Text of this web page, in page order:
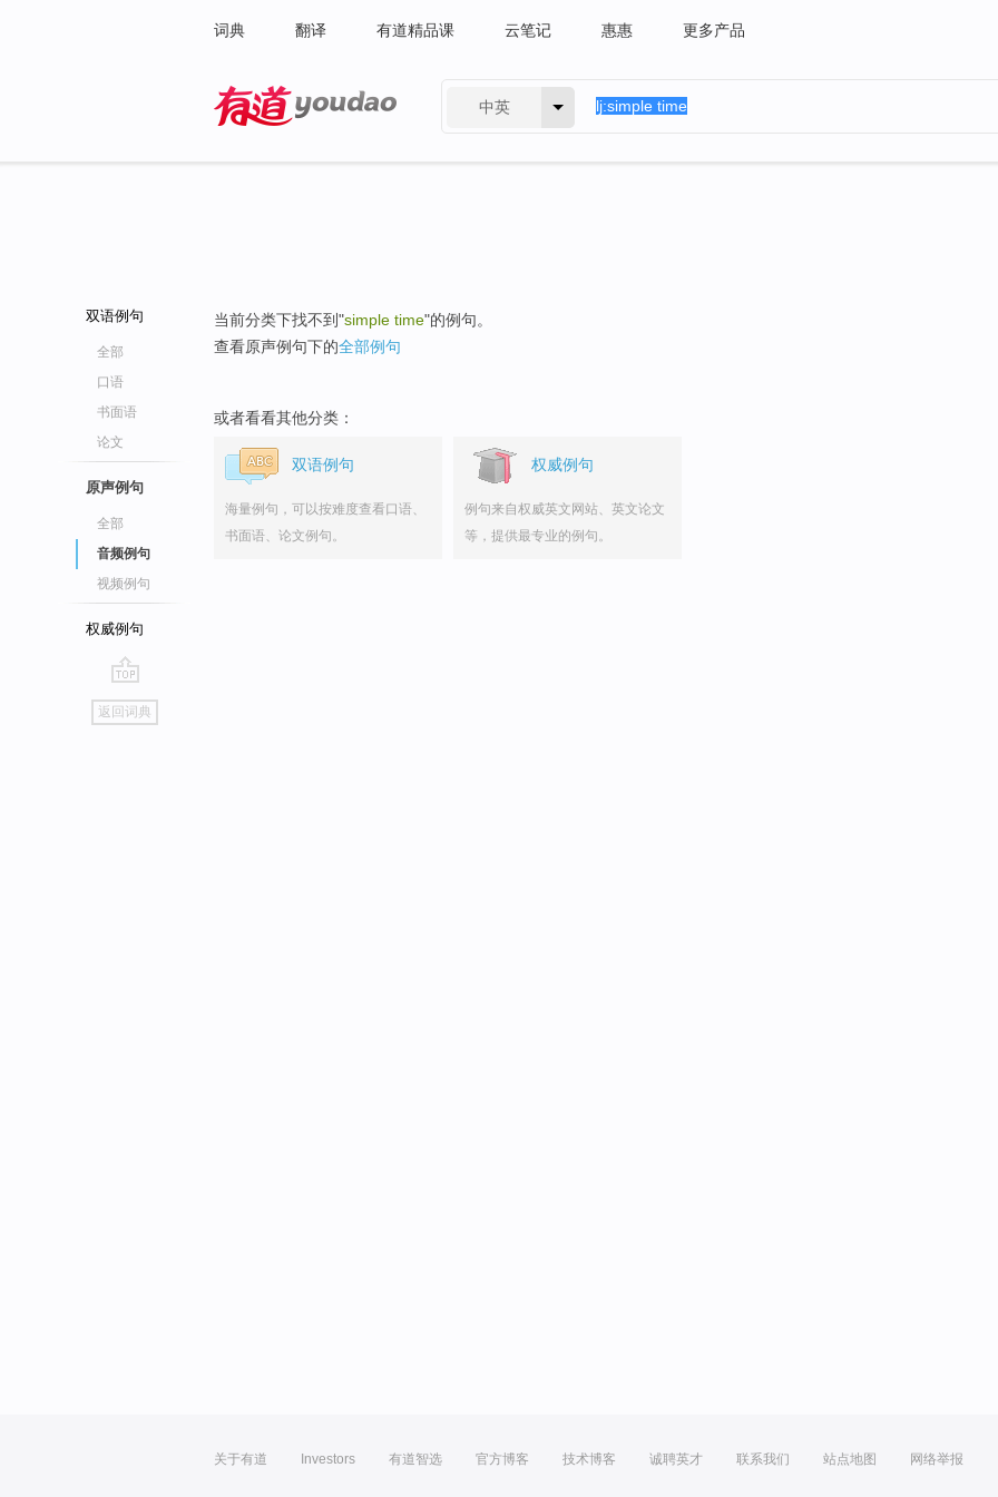
词典 翻译 有道精品课 云笔记 惠惠 更多产品
中英
双语例句
全部
口语
书面语
论文
原声例句
全部
音频例句
视频例句
权威例句
go
top
返回词典
当前分类下找不到"simple time"的例句。
查看原声例句下的全部例句
或者看看其他分类：
双语例句
海量例句，可以按难度查看口语、
书面语、论文例句。
权威例句
例句来自权威英文网站、英文论文
等，提供最专业的例句。
关于有道 Investors 有道智选 官方博客 技术博客 诚聘英才 联系我们 站点地图 网络举报